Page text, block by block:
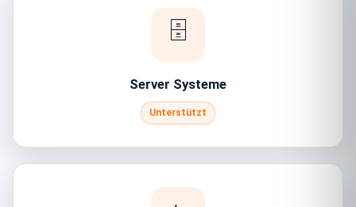
🗄️
Server Systeme
Unterstützt